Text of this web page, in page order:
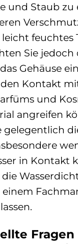
und Staub zu
feuchtes
Sie jedoch
Gehäuse
Kontakt
und
angreifen
gelegentlich
in Kontakt
einem
Fragen